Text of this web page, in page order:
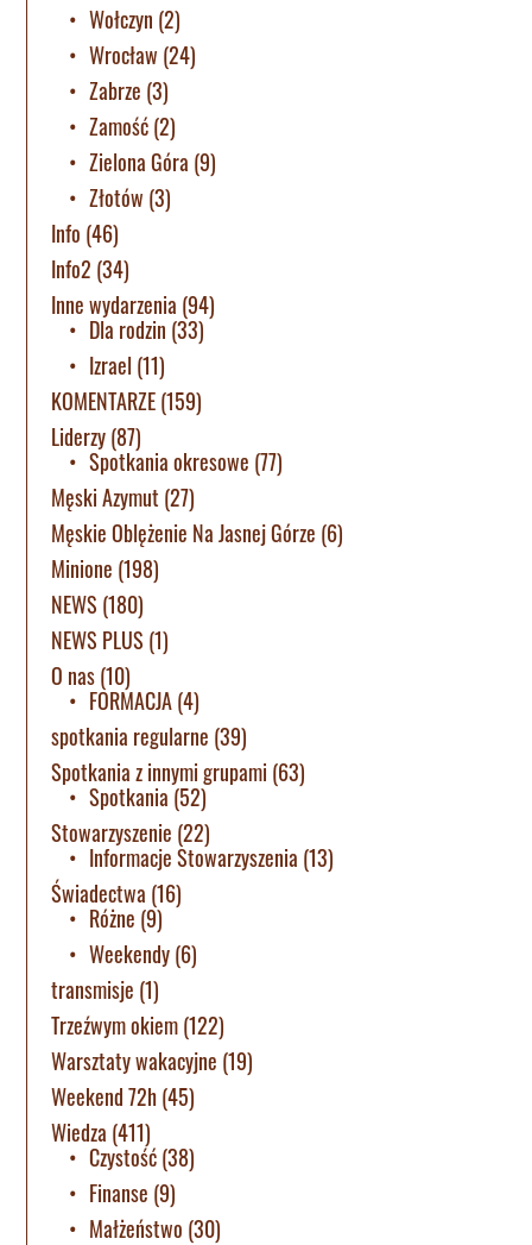
Wołczyn (2)
Wrocław (24)
Zabrze (3)
Zamość(2)
Zielona Góra (9)
Złotów (3)
Info (46)
Info2 (34)
Inne wydarzenia (94)
Dla rodzin (33)
Izrael (11)
KOMENTARZE(159)
Liderzy(87)
Spotkania okresowe (77)
Męski Azymut (27)
Męskie Oblężenie Na Jasnej Górze (6)
Minione (198)
NEWS (180)
NEWS PLUS (1)
O nas(10)
FORMACJA(4)
spotkania regularne (39)
Spotkania z innymi grupami (63)
Spotkania (52)
Stowarzyszenie (22)
Informacje Stowarzyszenia (13)
Świadectwa (16)
Różne (9)
Weekendy(6)
transmisje (1)
Trzeźwym okiem(122)
Warsztaty wakacyjne (19)
Weekend 72h(45)
Wiedza (411)
Czystość(38)
Finanse (9)
Małżeństwo (30)